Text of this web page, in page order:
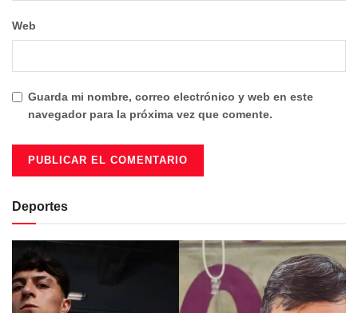
Web
Guarda mi nombre, correo electrónico y web en este
navegador para la próxima vez que comente.
Deportes